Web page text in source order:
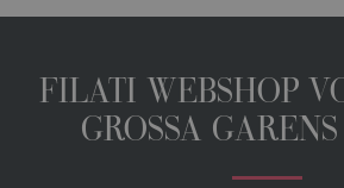
FILATI WEBSHOP
GROSSA